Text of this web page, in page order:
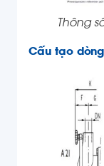
Thông
Cấu tạo dòng